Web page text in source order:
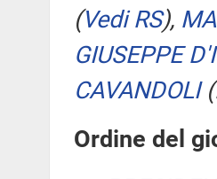
(Vedi RS),
GIUSEPPE
CAVANDOLI
Ordine del